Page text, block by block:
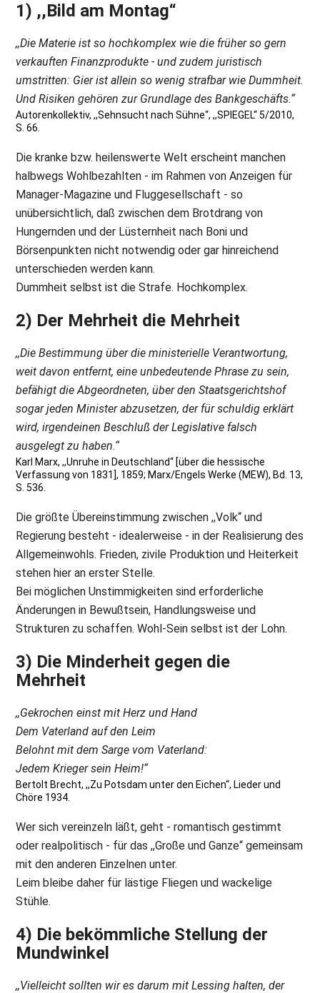
1) ,,Bild am Montag“
,,Die Materie ist so hochkomplex wie die früher so gern
verkauften Finanzprodukte - und zudem juristisch
umstritten: Gier ist allein so wenig strafbar wie Dummheit.
Und Risiken gehören zur Grundlage des Bankgeschäfts.“
Autorenkollektiv, ,,Sehnsucht nach Sühne“, ,,SPIEGEL“ 5/2010,
S. 66.
Die kranke bzw. heilenswerte Welt erscheint manchen
halbwegs Wohlbezahlten - im Rahmen von Anzeigen für
Manager-Magazine und Fluggesellschaft - so
unübersichtlich, daß zwischen dem Brotdrang von
Hungernden und der Lüsternheit nach Boni und
Börsenpunkten nicht notwendig oder gar hinreichend
unterschieden werden kann.
Dummheit selbst ist die Strafe. Hochkomplex.
2) Der Mehrheit die Mehrheit
,,Die Bestimmung über die ministerielle Verantwortung,
weit davon entfernt, eine unbedeutende Phrase zu sein,
befähigt die Abgeordneten, über den Staatsgerichtshof
sogar jeden Minister abzusetzen, der für schuldig erklärt
wird, irgendeinen Beschluß der Legislative falsch
ausgelegt zu haben.“
Karl Marx, ,,Unruhe in Deutschland“ [über die hessische
Verfassung von 1831], 1859; Marx/Engels Werke (MEW), Bd. 13,
S. 536.
Die größte Übereinstimmung zwischen ,,Volk“ und
Regierung besteht - idealerweise - in der Realisierung des
Allgemeinwohls. Frieden, zivile Produktion und Heiterkeit
stehen hier an erster Stelle.
Bei möglichen Unstimmigkeiten sind erforderliche
Änderungen in Bewußtsein, Handlungsweise und
Strukturen zu schaffen. Wohl-Sein selbst ist der Lohn.
3) Die Minderheit gegen die
Mehrheit
,,Gekrochen einst mit Herz und Hand
Dem Vaterland auf den Leim
Belohnt mit dem Sarge vom Vaterland:
Jedem Krieger sein Heim!“
Bertolt Brecht, ,,Zu Potsdam unter den Eichen“, Lieder und
Chöre 1934.
Wer sich vereinzeln läßt, geht - romantisch gestimmt
oder realpolitisch - für das ,,Große und Ganze“ gemeinsam
mit den anderen Einzelnen unter.
Leim bleibe daher für lästige Fliegen und wackelige
Stühle.
4) Die bekömmliche Stellung der
Mundwinkel
,,Vielleicht sollten wir es darum mit Lessing halten, der